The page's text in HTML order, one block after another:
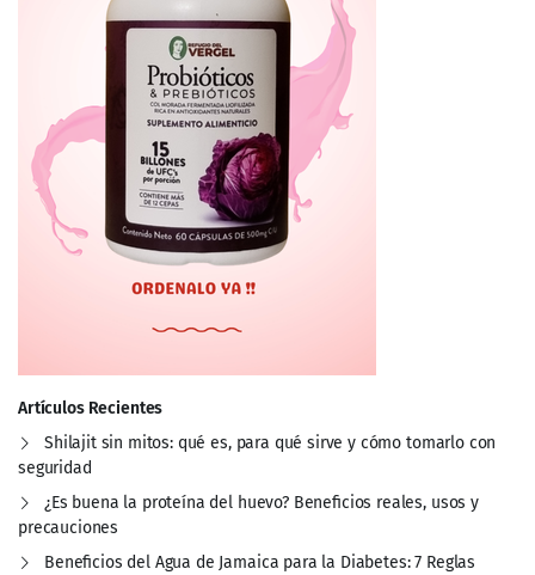
Artículos Recientes
Shilajit sin mitos: qué es, para qué sirve y cómo tomarlo con
seguridad
¿Es buena la proteína del huevo? Beneficios reales, usos y
precauciones
Beneficios del Agua de Jamaica para la Diabetes: 7 Reglas